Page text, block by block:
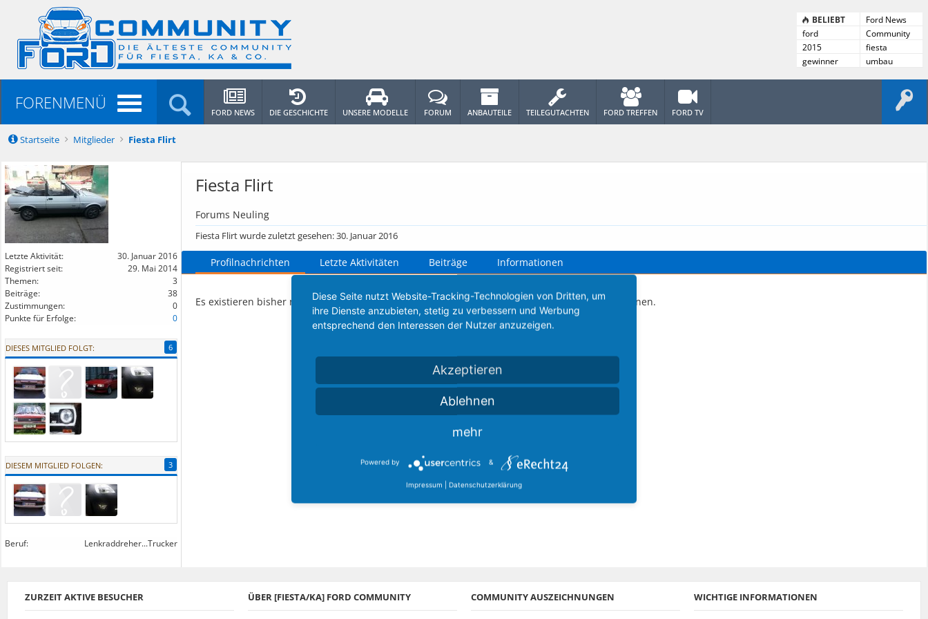
Startseite Mitglieder Fiesta Flirt
Letzte Aktivität:
30. Januar 2016
Registriert seit:
29. Mai 2014
Themen:
3
Beiträge:
38
Zustimmungen:
0
Punkte für Erfolge:
0
DIESES MITGLIED FOLGT: 6
DIESEM MITGLIED FOLGEN: 3
Beruf: Lenkraddreher...Trucker
Fiesta Flirt
Forums Neuling
Fiesta Flirt wurde zuletzt gesehen:30. Januar 2016
Profilnachrichten Letzte Aktivitäten Beiträge Informationen
Es existieren bisher noch keine Nachrichten im Profil von Fiesta Flirt, die angezeigt werden können.
BELIEBT
Ford News
ford
Community
News
2015
fiesta
gewinner
umbau
FORENMENÜ FORD NEWS DIE GESCHICHTE UNSERE MODELLE FORUM ANBAUTEILE TEILEGUTACHTEN FORD TREFFEN FORD TV
ZURZEIT AKTIVE BESUCHER ÜBER [FIESTA/KA] FORD COMMUNITY COMMUNITY AUSZEICHNUNGEN WICHTIGE INFORMATIONEN
Diese Seite nutzt Website-Tracking-Technologien von Dritten, um
ihre Dienste anzubieten, stetig zu verbessern und Werbung
entsprechend den Interessen der Nutzer anzuzeigen.
Akzeptieren
Ablehnen
mehr
Powered by &
Impressum | Datenschutzerklärung